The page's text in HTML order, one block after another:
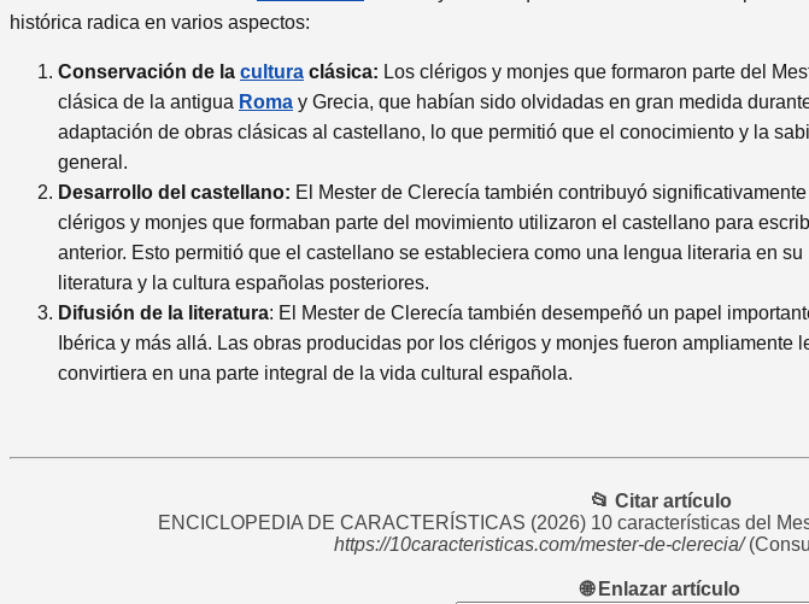
histórica radica en varios aspectos:
Conservación de la cultura clásica: Los clérigos y monjes que formaron parte del
clásica de la antigua Roma y Grecia, que habían sido olvidadas en gran medida
adaptación de obras clásicas al castellano, lo que permitió que el conocimiento y la
general.
Desarrollo del castellano: El Mester de Clerecía también contribuyó
clérigos y monjes que formaban parte del movimiento utilizaron el castellano para
anterior. Esto permitió que el castellano se estableciera como una lengua literaria en
literatura y la cultura españolas posteriores.
Difusión de la literatura: El Mester de Clerecía también desempeñó un papel
Ibérica y más allá. Las obras producidas por los clérigos y monjes fueron
convirtiera en una parte integral de la vida cultural española.
📂 Citar artículo
ENCICLOPEDIA DE CARACTERÍSTICAS (2026) 10 características del
https://10caracteristicas.com/mester-de-clerecia/
🌐 Enlazar artículo